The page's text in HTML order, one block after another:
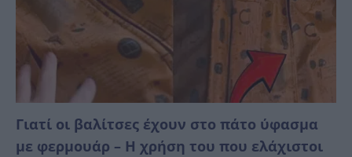
Γιατί οι βαλίτσες έχουν στο πάτο ύφασμα
με φερμουάρ – Η χρήση του που ελάχιστοι